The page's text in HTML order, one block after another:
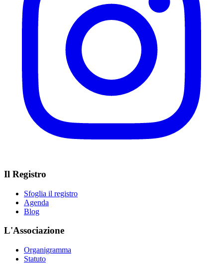
Il Registro
Sfoglia il registro
Agenda
Blog
L'Associazione
Organigramma
Statuto